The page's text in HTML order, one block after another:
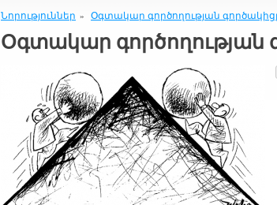
Նորություններ » Օգտակար գործողության
Օգտակար գործողության